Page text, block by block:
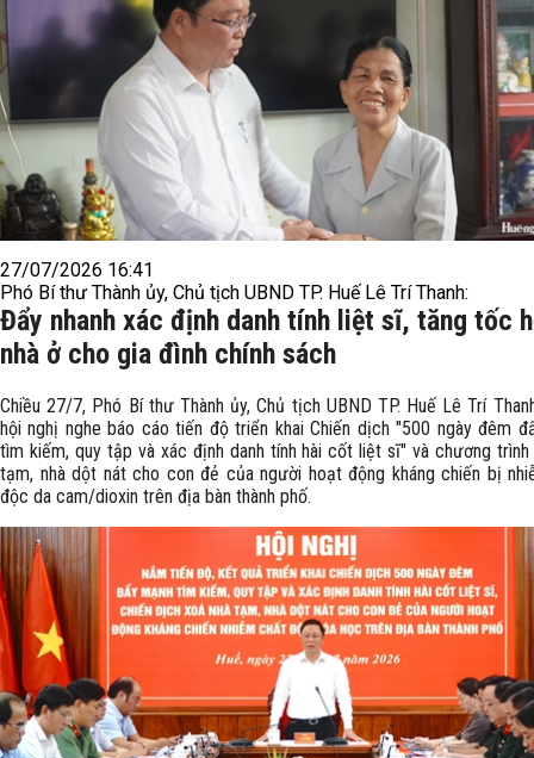
27/07/2026 16:41
Phó Bí thư Thành ủy, Chủ tịch UBND TP. Huế Lê Trí Thanh:
Đẩy nhanh xác định danh tính liệt sĩ, tăng tốc
nhà ở cho gia đình chính sách
Chiều 27/7, Phó Bí thư Thành ủy, Chủ tịch UBND TP. Huế Lê Trí
hội nghị nghe báo cáo tiến độ triển khai Chiến dịch "500 ngày đêm
tìm kiếm, quy tập và xác định danh tính hài cốt liệt sĩ" và chương trình
tạm, nhà dột nát cho con đẻ của người hoạt động kháng chiến bị
độc da cam/dioxin trên địa bàn thành phố.